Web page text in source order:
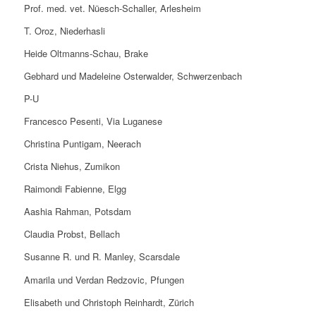
Prof. med. vet. Nüesch-Schaller, Arlesheim
T. Oroz, Niederhasli
Heide Oltmanns-Schau, Brake
Gebhard und Madeleine Osterwalder, Schwerzenbach
P-U
Francesco Pesenti, Via Luganese
Christina Puntigam, Neerach
Crista Niehus, Zumikon
Raimondi Fabienne, Elgg
Aashia Rahman, Potsdam
Claudia Probst, Bellach
Susanne R. und R. Manley, Scarsdale
Amarila und Verdan Redzovic, Pfungen
Elisabeth und Christoph Reinhardt, Zürich